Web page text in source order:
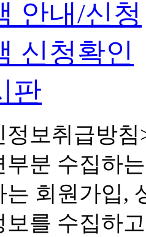
안내/신청
신청확인
판
정보취급방
부분 수집하
는 회원가입,
보를 수집하